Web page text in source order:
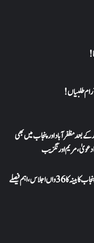
!
طلبیاں!
کے بعد مظفرآباد اور پنجاب میں بھی
دعویٰ، مریم اورنگزیب
مریم نواز کی زیر صدارت پنجاب کابینہ کا 36واں اجلاس،اہم فیصلے